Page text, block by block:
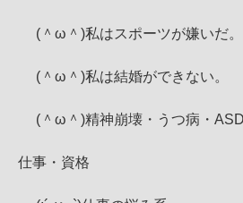
(＾ω＾)私はスポーツが嫌いだ。
(＾ω＾)私は結婚ができない。
(＾ω＾)精神崩壊・うつ病・
仕事・資格